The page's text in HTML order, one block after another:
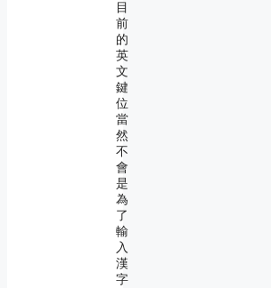
目
前
的
英
文
鍵
位
當
然
不
會
是
為
了
輸
入
漢
字